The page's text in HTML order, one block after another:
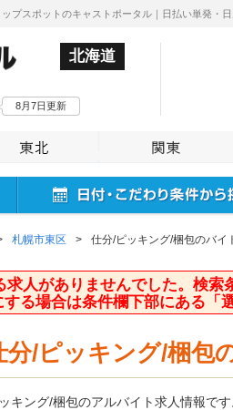
プスポットのキャストポータル｜日払い単発・
北海道
8月7日更新
札幌市東区 > 仕分/ピッキング/梱包のバイ
求人がありませんでした。検
する場合は条件欄下部にある
分/ピッキング/梱包
キング/梱包のアルバイト求人情報で